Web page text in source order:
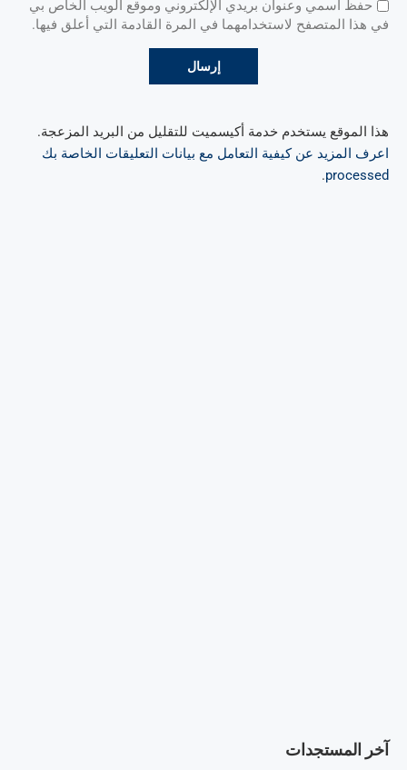
حفظ اسمي وعنوان بريدي الإلكتروني وموقع الويب الخاص بي
في هذا المتصفح لاستخدامهما في المرة القادمة التي أعلق فيها.
هذا الموقع يستخدم خدمة أكيسميت للتقليل من البريد المزعجة.
اعرف المزيد عن كيفية التعامل مع بيانات التعليقات الخاصة بك
processed
.
آخر المستجدات